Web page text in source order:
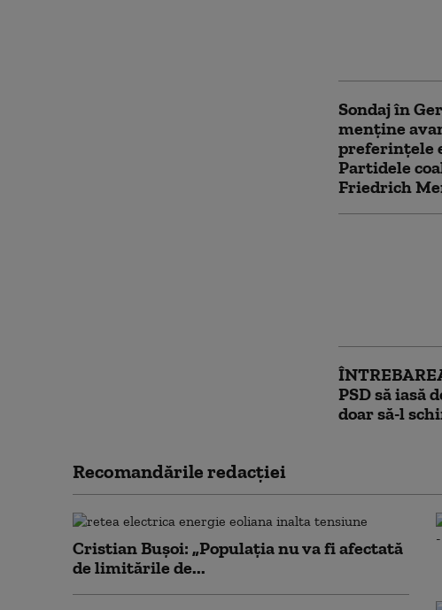
Sondaj în
menține
preferințele
Partidele
Friedrich
PSD să iasă
doar să-l
Recomandările redacţiei
Cristian Bușoi: „Populația nu va fi afectată
de limitările de...